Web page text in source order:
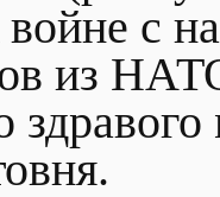
войне с
из